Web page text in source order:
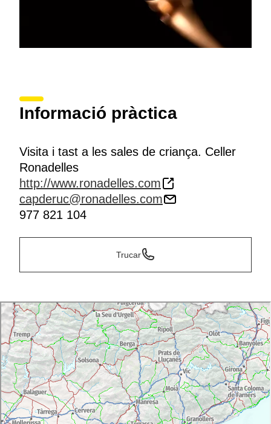
Informació pràctica
Visita i tast a les sales de criança. Celler
Ronadelles
http://www.ronadelles.com
capderuc@ronadelles.com
977 821 104
Trucar